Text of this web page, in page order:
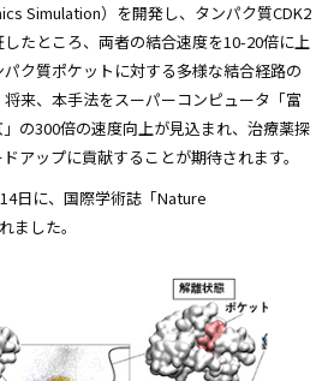
Simulation）を開発し、タンパク質CDK2
たところ、両者の結合速度を10-20倍に上
ク質ポケットに対する多様な結合経路の
来、本手法をスーパーコンピュータ「富
の300倍の速度向上が見込まれ、治療薬探
アップに貢献することが期待されます。
日に、国際学術誌「Nature
ました。